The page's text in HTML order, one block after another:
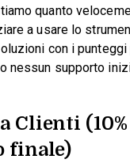
quanto
a usare lo
con i punteggi
nessun supporto
Clienti
finale)